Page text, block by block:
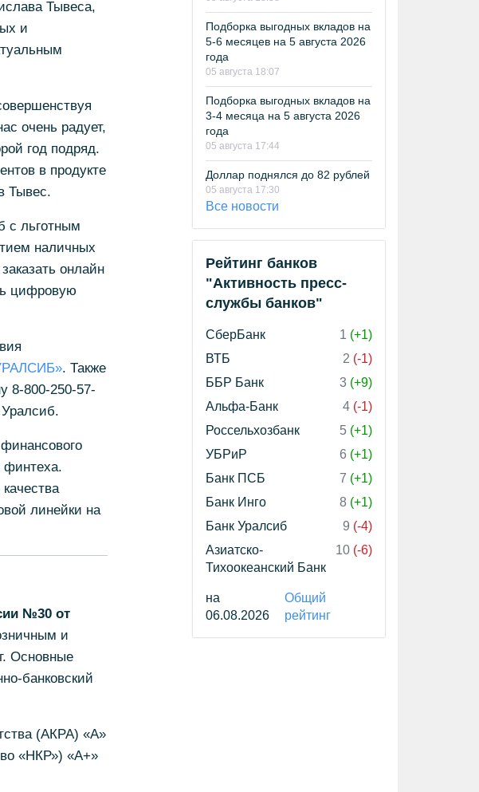
Тывеса,
и
очень радует,
год подряд.
в продукте
Тывес.
с льготным
наличных
онлайн
цифровую
. Также
8-800-250-57-
финтеха.
линейки на
№30 от
и
Основные
банковский
(АКРА) «А»
«НКР») «А+»
Подборка выгодных вкладов на
5-6 месяцев на 5 августа 2026
года
05 августа 18:07
Подборка выгодных вкладов на
3-4 месяца на 5 августа 2026
года
05 августа 17:44
Доллар поднялся до 82 рублей
05 августа 17:30
Все новости
Рейтинг банков
"Активность пресс-
службы банков"
СберБанк 1 (+1)
ВТБ
2 (-1)
ББР Банк
3 (+9)
Альфа-Банк
4 (-1)
Россельхозбанк
5 (+1)
УБРиР
6 (+1)
Банк ПСБ
7 (+1)
Банк Инго
8 (+1)
Банк Уралсиб
9 (-4)
Азиатско-
Тихоокеанский Банк
10 (-6)
на
06.08.2026
Общий
рейтинг